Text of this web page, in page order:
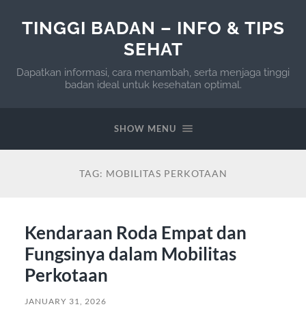
TINGGI BADAN – INFO & TIPS
SEHAT
Dapatkan informasi, cara menambah, serta menjaga tinggi
badan ideal untuk kesehatan optimal.
SHOW MENU
TAG: MOBILITAS PERKOTAAN
Kendaraan Roda Empat dan
Fungsinya dalam Mobilitas
Perkotaan
JANUARY 31, 2026